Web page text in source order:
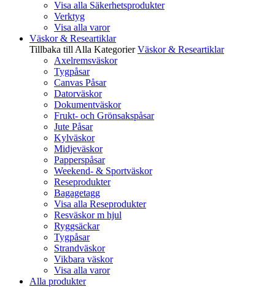
Visa alla Säkerhetsprodukter
Verktyg
Visa alla varor
Väskor & Researtiklar
Tillbaka till Alla Kategorier Väskor & Researtiklar
Axelremsväskor
Tygpåsar
Canvas Påsar
Datorväskor
Dokumentväskor
Frukt- och Grönsakspåsar
Jute Påsar
Kylväskor
Midjeväskor
Papperspåsar
Weekend- & Sportväskor
Reseprodukter
Bagagetagg
Visa alla Reseprodukter
Resväskor m hjul
Ryggsäckar
Tygpåsar
Strandväskor
Vikbara väskor
Visa alla varor
Alla produkter